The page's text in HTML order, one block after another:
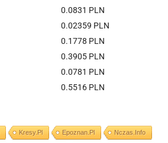
0.0831 PLN
0.02359 PLN
0.1778 PLN
0.3905 PLN
0.0781 PLN
0.5516 PLN
Kresy.pl Epoznan.pl Nczas.info